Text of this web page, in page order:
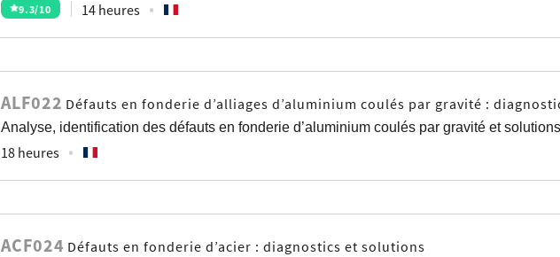
9.3/10 14 heures
ALF022 Défauts en fonderie d’alliages d’aluminium coulés par gravité :
Analyse, identification des défauts en fonderie d’aluminium coulés par gravité et
18 heures
ACF024 Défauts en fonderie d’acier : diagnostics et solutions